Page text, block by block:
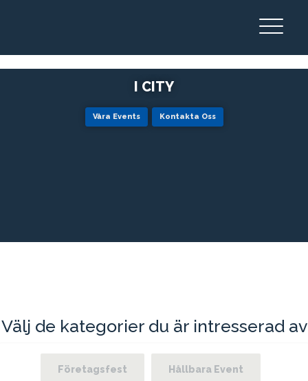
I CITY
Våra Events Kontakta Oss
Välj de kategorier du är intresserad av
Företagsfest Hållbara Event